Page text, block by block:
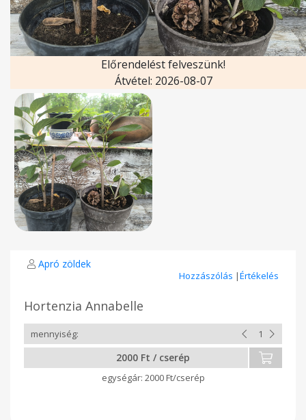
Előrendelést felveszünk!
Átvétel: 2026-08-07
Apró zöldek
Hozzászólás |Értékelés
Hortenzia Annabelle
2000 Ft / cserép
2000 Ft/cserép